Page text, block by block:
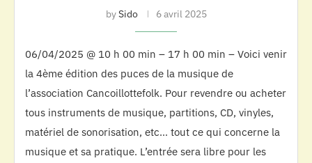
bySido 6 avril 2025
06/04/2025 @ 10 h 00 min – 17 h 00 min – Voici venir
la 4ème édition des puces de la musique de
l’association Cancoillottefolk. Pour revendre ou acheter
tous instruments de musique, partitions, CD, vinyles,
matériel de sonorisation, etc… tout ce qui concerne la
musique et sa pratique. L’entrée sera libre pour les